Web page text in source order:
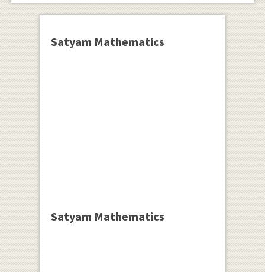
Satyam Mathematics
Satyam Mathematics